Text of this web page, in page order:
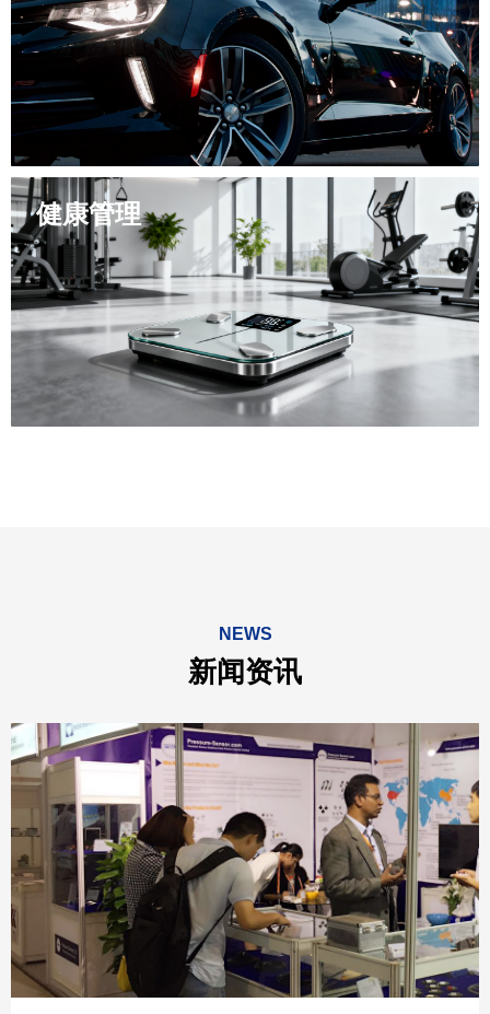
利用其广泛的专业知识
精亮是专业的胎压计研发与生产商，为汽车安全保驾护航
健康管理
NEWS
新闻资讯
您还没有选择分类数据，请先选择数据